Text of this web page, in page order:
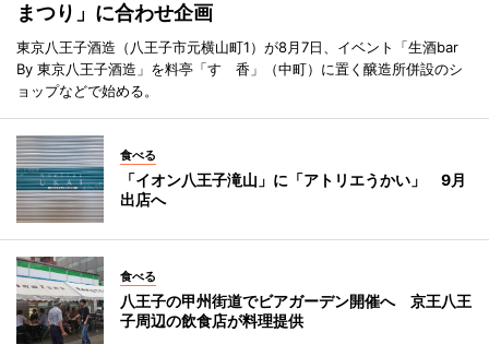
まつり」に合わせ企画
東京八王子酒造（八王子市元横山町1）が8月7日、イベント「生酒bar
By 東京八王子酒造」を料亭「すゞ香」（中町）に置く醸造所併設のシ
ョップなどで始める。
食べる
「イオン八王子滝山」に「アトリエうかい」 9月
出店へ
食べる
八王子の甲州街道でビアガーデン開催へ 京王八王
子周辺の飲食店が料理提供